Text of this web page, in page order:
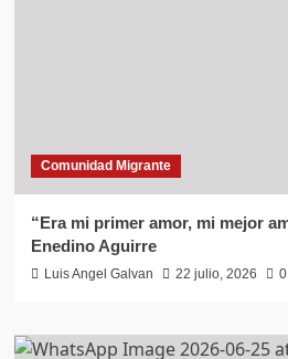
Comunidad Migrante
“Era mi primer amor, mi mejor
Enedino Aguirre
Luis Angel Galvan 22 julio, 2026 0